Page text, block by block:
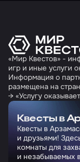
«Мир Квестов» -
игр и иные услуги
Информация о
размещена на
→ «Услугу
Квесты в
Квесты в
и друзьями!
комнаты для
и незабываемых